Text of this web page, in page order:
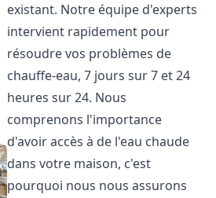
existant. Notre équipe d'experts
intervient rapidement pour
résoudre vos problèmes de
chauffe-eau, 7 jours sur 7 et 24
heures sur 24. Nous
comprenons l'importance
d'avoir accès à de l'eau chaude
dans votre maison, c'est
pourquoi nous nous assurons